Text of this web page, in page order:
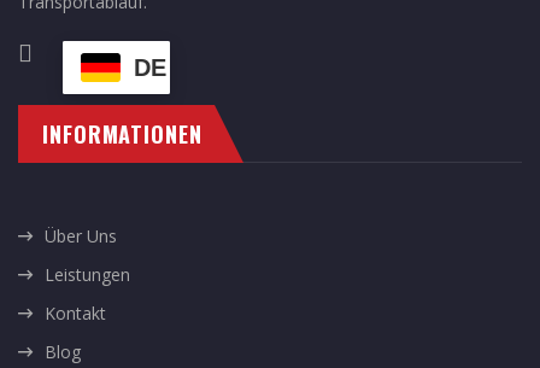
DE
INFORMATIONEN
Über Uns
Leistungen
Kontakt
Blog